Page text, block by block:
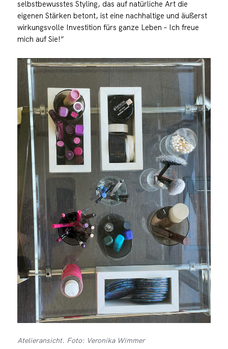
selbstbewusstes Styling, das auf natürliche Art die
eigenen Stärken betont, ist eine nachhaltige und äußerst
wirkungsvolle Investition fürs ganze Leben – Ich freue
mich auf Sie!“
Atelieransicht. Foto: Veronika Wimmer